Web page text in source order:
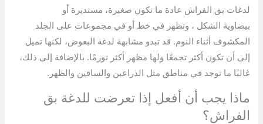
لدغات بق الفراش عادة ما تكون صغيرة، مستديرة أو
بيضاوية الشكل ، وتظهر في خط أو في مجموعات على الجلد
المكشوف أثناء النوم. قد تبدو مشابهة لدغة البعوض، لكنها تميل
إلى أن تكون أكثر تجمعًا ولها مظهر أكثر تورمًا. بالإضافة إلى ذلك،
غالبًا ما توجد في مناطق مثل الذراعين والساقين والظهر.
ماذا يجب أن أفعل إذا تعرضت للدغة بق
الفراش؟